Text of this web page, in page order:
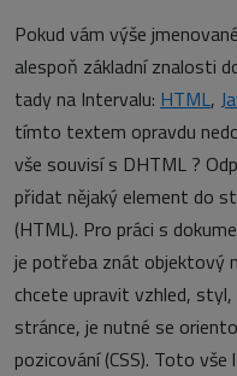
Pokud vám výše
alespoň základní znalosti
tady na Intervalu: HTML,
tímto textem opravdu
vše souvisí s DHTML ?
přidat nějaký element do
(HTML). Pro práci s
je potřeba znát objektový
chcete upravit vzhled,
stránce, je nutné se
pozicování (CSS). Toto